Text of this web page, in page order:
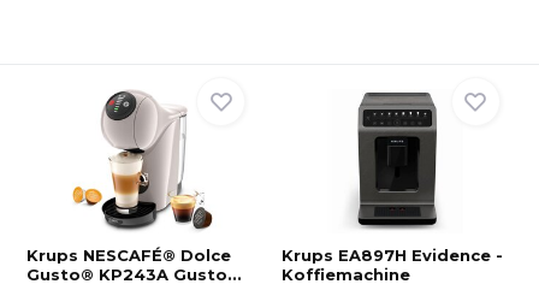
Krups NESCAFÉ® Dolce
Gusto® KP243A Gusto...
Krups EA897H Evidence -
Koffiemachine